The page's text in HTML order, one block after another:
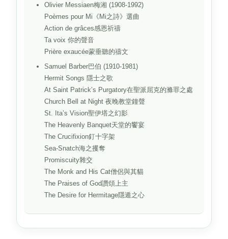
Olivier Messiaen梅湘 (1908-1992)
Poèmes pour Mi《Mi之詩》選曲
Action de grâces感恩祈禱
Ta voix 你的聲音
Prière exaucée蒙垂聽的禱文
Samuel Barber巴伯 (1910-1981)
Hermit Songs 隱士之歌
At Saint Patrick’s Purgatory在聖派屈克的滌罪之處
Church Bell at Night 夜晚教堂鐘聲
St. Ita’s Vision聖伊塔之幻影
The Heavenly Banquet天堂的饗宴
The Crucifixion釘十字架
Sea-Snatch海之攫奪
Promiscuity雜交
The Monk and His Cat僧侶與其貓
The Praises of God讚頌上主
The Desire for Hermitage隱遁之心